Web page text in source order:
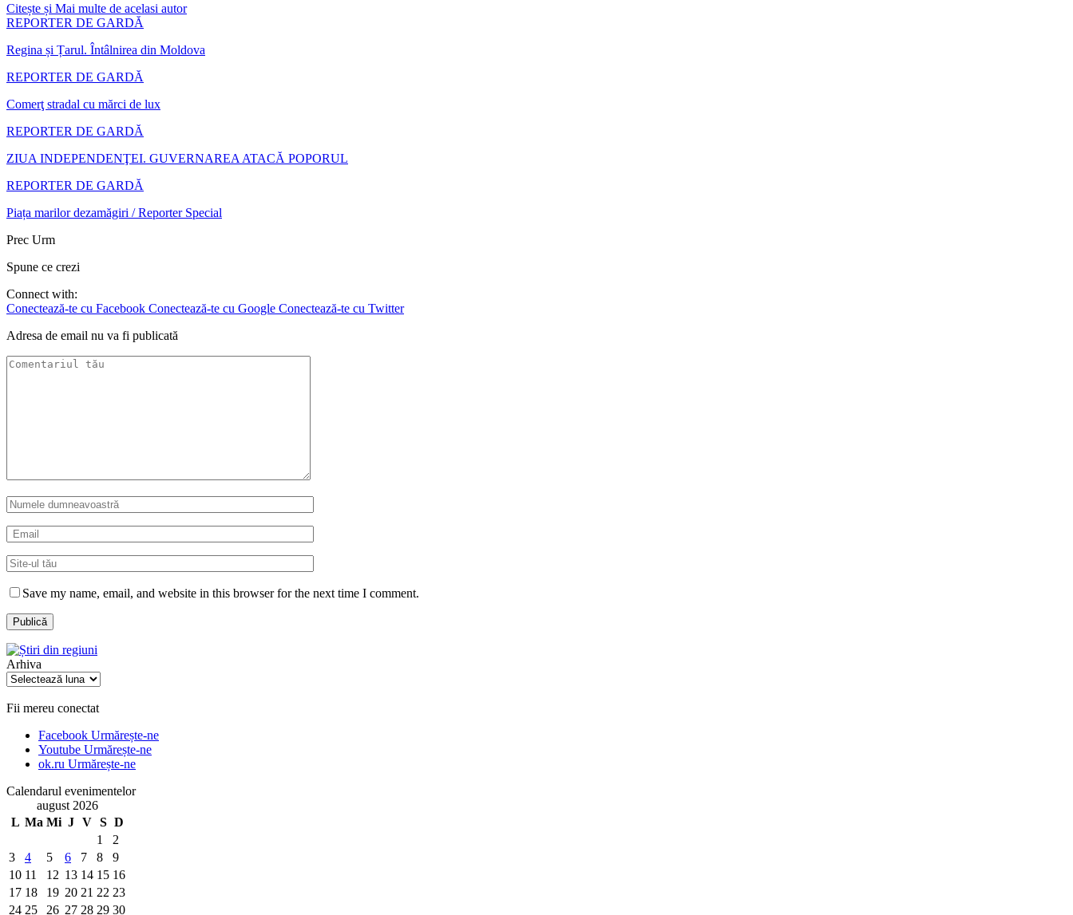
Citește și Mai multe de acelasi autor
REPORTER DE GARDĂ
Regina și Țarul. Întâlnirea din Moldova
REPORTER DE GARDĂ
Comerţ stradal cu mărci de lux
REPORTER DE GARDĂ
ZIUA INDEPENDENŢEI. GUVERNAREA ATACĂ POPORUL
REPORTER DE GARDĂ
Piața marilor dezamăgiri / Reporter Special
Prec Urm
Spune ce crezi
Connect with:
Conectează-te cu Facebook Conectează-te cu Google Conectează-te cu Twitter
Adresa de email nu va fi publicată
Save my name, email, and website in this browser for the next time I comment.
Arhiva
Arhiva
Fii mereu conectat
Facebook Urmărește-ne
Youtube Urmărește-ne
ok.ru Urmărește-ne
Calendarul evenimentelor
august 2026
L Ma Mi J V S D
1
2
3
4 5 6 7 8
9
10 11 12 13 14 15 16
17 18 19 20 21 22 23
24 25 26 27 28 29 30